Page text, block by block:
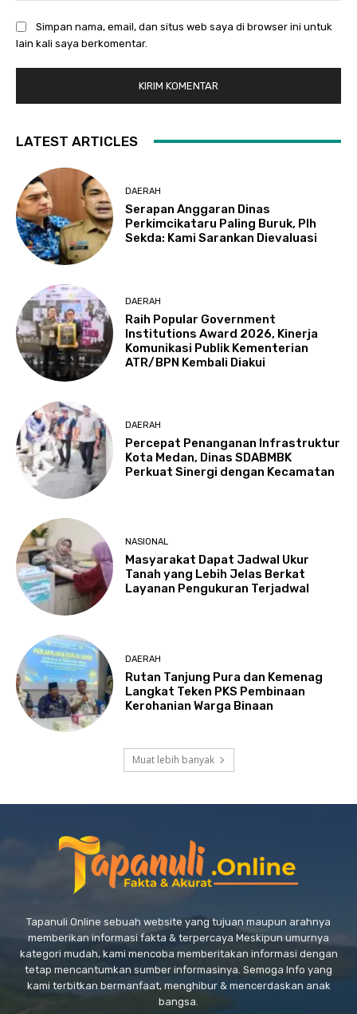
Simpan nama, email, dan situs web saya di browser ini untuk
lain kali saya berkomentar.
LATEST ARTICLES
DAERAH
Serapan Anggaran Dinas
Perkimcikataru Paling Buruk, Plh
Sekda: Kami Sarankan Dievaluasi
DAERAH
Raih Popular Government
Institutions Award 2026, Kinerja
Komunikasi Publik Kementerian
ATR/BPN Kembali Diakui
DAERAH
Percepat Penanganan Infrastruktur
Kota Medan, Dinas SDABMBK
Perkuat Sinergi dengan Kecamatan
NASIONAL
Masyarakat Dapat Jadwal Ukur
Tanah yang Lebih Jelas Berkat
Layanan Pengukuran Terjadwal
DAERAH
Rutan Tanjung Pura dan Kemenag
Langkat Teken PKS Pembinaan
Kerohanian Warga Binaan
Muat lebih banyak
Tapanuli Online sebuah website yang tujuan maupun arahnya
memberikan informasi fakta & terpercaya Meskipun umurnya
kategori mudah, kami mencoba memberitakan informasi dengan
tetap mencantumkan sumber informasinya. Semoga Info yang
kami terbitkan bermanfaat, menghibur & mencerdaskan anak
bangsa.